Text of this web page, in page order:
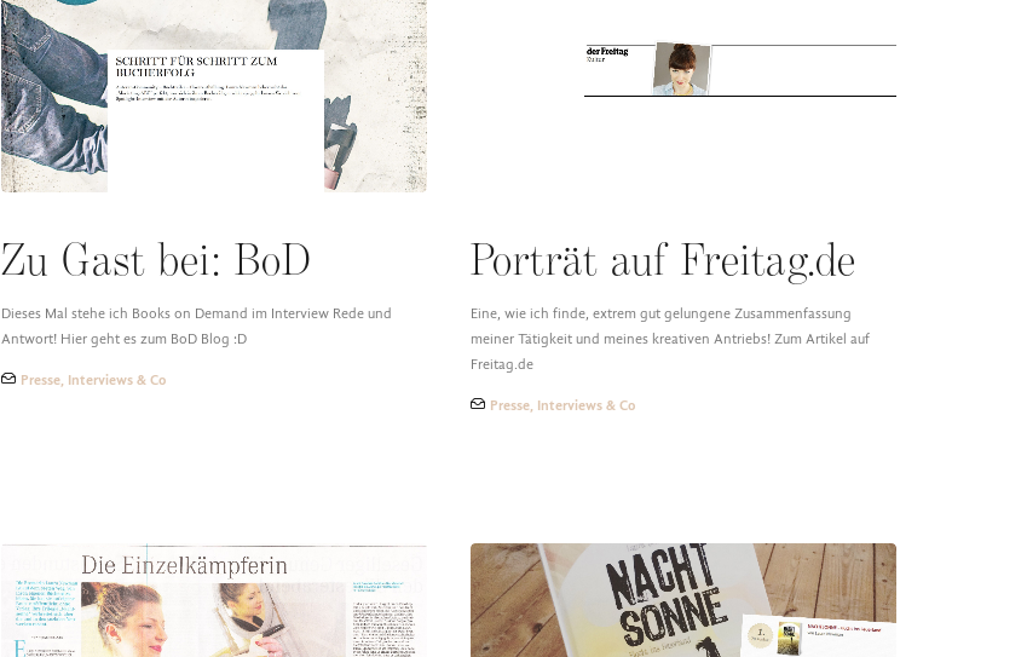
Zu Gast bei: BoD
Dieses Mal stehe ich Books on Demand im Interview Rede und
Antwort! Hier geht es zum BoD Blog :D
Presse, Interviews & Co
Porträt auf Freitag.de
Eine, wie ich finde, extrem gut gelungene Zusammenfassung
meiner Tätigkeit und meines kreativen Antriebs! Zum Artikel auf
Freitag.de
Presse, Interviews & Co